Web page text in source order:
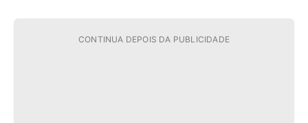
CONTINUA DEPOIS DA PUBLICIDADE